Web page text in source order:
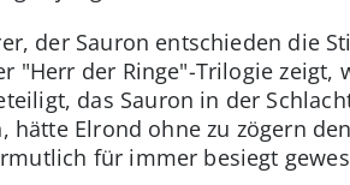
der Sauron entschieden die
"Herr der Ringe"-Trilogie zeigt,
das Sauron in der
Elrond ohne zu zögern
für immer besiegt